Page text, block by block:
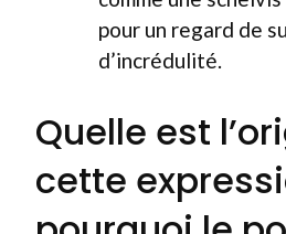
pour un regard de
d’incrédulité.
Quelle est
cette